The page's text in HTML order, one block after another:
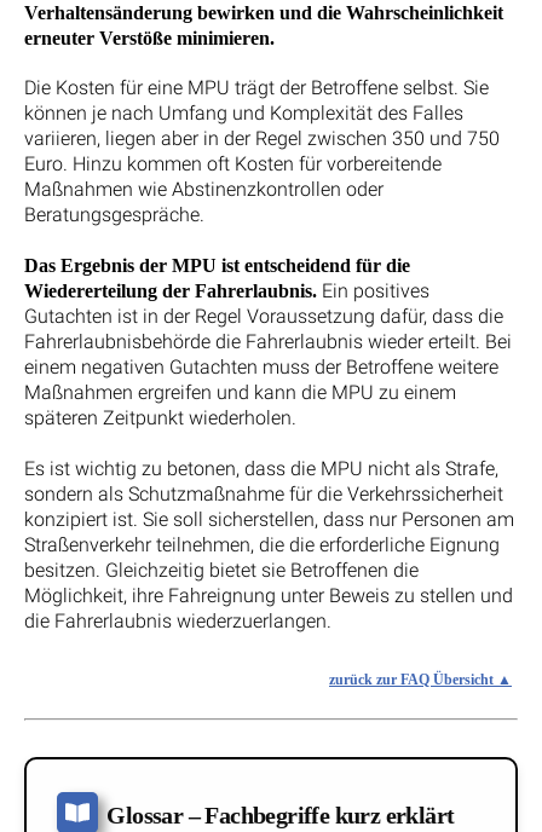
Verhaltensänderung bewirken und die Wahrscheinlichkeit
erneuter Verstöße minimieren.
Die Kosten für eine MPU trägt der Betroffene selbst. Sie
können je nach Umfang und Komplexität des Falles
variieren, liegen aber in der Regel zwischen 350 und 750
Euro. Hinzu kommen oft Kosten für vorbereitende
Maßnahmen wie Abstinenzkontrollen oder
Beratungsgespräche.
Das Ergebnis der MPU ist entscheidend für die
Wiedererteilung der Fahrerlaubnis. Ein positives
Gutachten ist in der Regel Voraussetzung dafür, dass die
Fahrerlaubnisbehörde die Fahrerlaubnis wieder erteilt. Bei
einem negativen Gutachten muss der Betroffene weitere
Maßnahmen ergreifen und kann die MPU zu einem
späteren Zeitpunkt wiederholen.
Es ist wichtig zu betonen, dass die MPU nicht als Strafe,
sondern als Schutzmaßnahme für die Verkehrssicherheit
konzipiert ist. Sie soll sicherstellen, dass nur Personen am
Straßenverkehr teilnehmen, die die erforderliche Eignung
besitzen. Gleichzeitig bietet sie Betroffenen die
Möglichkeit, ihre Fahreignung unter Beweis zu stellen und
die Fahrerlaubnis wiederzuerlangen.
zurück zur FAQ Übersicht
Glossar – Fachbegriffe kurz erklärt